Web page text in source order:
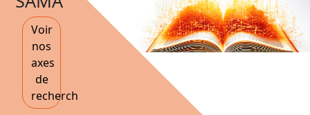
Voir
nos
axes
de
recherche